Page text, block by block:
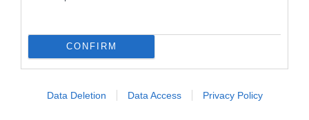
CONFIRM
Data Deletion Data Access Privacy Policy